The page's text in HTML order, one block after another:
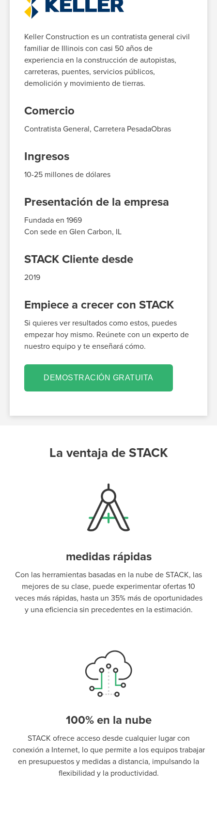
Keller Construction es un contratista general civil
familiar de Illinois con casi 50 años de
experiencia en la construcción de autopistas,
carreteras, puentes, servicios públicos,
demolición y movimiento de tierras.
Comercio
Contratista General, Carretera PesadaObras
Ingresos
10-25 millones de dólares
Presentación de la empresa
Fundada en 1969
Con sede en Glen Carbon, IL
STACK Cliente desde
2019
Empiece a crecer con STACK
Si quieres ver resultados como estos, puedes
empezar hoy mismo. Reúnete con un experto de
nuestro equipo y te enseñará cómo.
DEMOSTRACIÓN GRATUITA
La ventaja de STACK
medidas rápidas
Con las herramientas basadas en la nube de STACK, las
mejores de su clase, puede experimentar ofertas 10
veces más rápidas, hasta un 35% más de oportunidades
y una eficiencia sin precedentes en la estimación.
100% en la nube
STACK ofrece acceso desde cualquier lugar con
conexión a Internet, lo que permite a los equipos trabajar
en presupuestos y medidas a distancia, impulsando la
flexibilidad y la productividad.